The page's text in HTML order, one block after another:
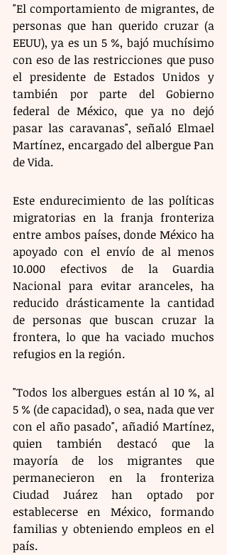
"El comportamiento de migrantes, de
personas que han querido cruzar (a
EEUU), ya es un 5 %, bajó muchísimo
con eso de las restricciones que puso
el presidente de Estados Unidos y
también por parte del Gobierno
federal de México, que ya no dejó
pasar las caravanas", señaló Elmael
Martínez, encargado del albergue Pan
de Vida.
Este endurecimiento de las políticas
migratorias en la franja fronteriza
entre ambos países, donde México ha
apoyado con el envío de al menos
10.000 efectivos de la Guardia
Nacional para evitar aranceles, ha
reducido drásticamente la cantidad
de personas que buscan cruzar la
frontera, lo que ha vaciado muchos
refugios en la región.
"Todos los albergues están al 10 %, al
5 % (de capacidad), o sea, nada que ver
con el año pasado", añadió Martínez,
quien también destacó que la
mayoría de los migrantes que
permanecieron en la fronteriza
Ciudad Juárez han optado por
establecerse en México, formando
familias y obteniendo empleos en el
país.